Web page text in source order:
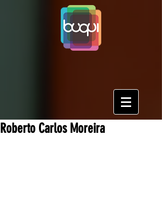
Roberto Carlos Moreira